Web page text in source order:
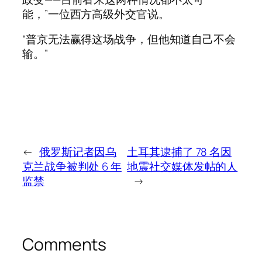
能，”一位西方高级外交官说。
“普京无法赢得这场战争，但他知道自己不会
输。”
← 俄罗斯记者因乌
克兰战争被判处 6 年
监禁
土耳其逮捕了 78 名因
地震社交媒体发帖的人
→
Comments